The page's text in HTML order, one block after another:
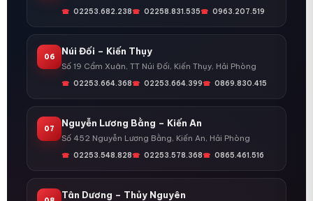
02253.682.238 02258.831.535 0963.207.519
06
Núi Đối – Kiến Thụy
Số 19 Cẩm Xuân, TT Núi Đối, Kiến Thụy, Hải Phòng
02253.664.368 02253.664.399 0869.830.415
07
Nguyễn Lương Bằng – Kiến An
Số 452 Nguyễn Lương Bằng, Kiến An, Hải Phòng
02253.548.828 02253.578.368 0865.461.516
Tân Dương – Thủy Nguyên